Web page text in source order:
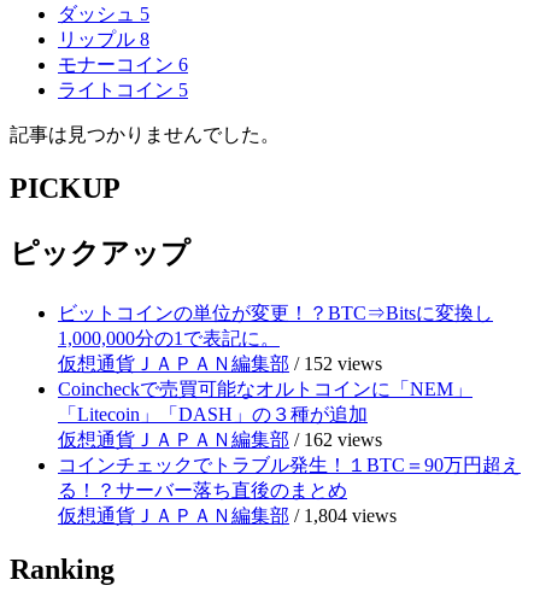
ダッシュ 5
リップル 8
モナーコイン 6
ライトコイン 5
記事は見つかりませんでした。
PICKUP
ピックアップ
ビットコインの単位が変更！？BTC⇒Bitsに変換し
1,000,000分の1で表記に。
仮想通貨ＪＡＰＡＮ編集部 / 152 views
Coincheckで売買可能なオルトコインに「NEM」
「Litecoin」「DASH」の３種が追加
仮想通貨ＪＡＰＡＮ編集部 / 162 views
コインチェックでトラブル発生！１BTC＝90万円超え
る！？サーバー落ち直後のまとめ
仮想通貨ＪＡＰＡＮ編集部 / 1,804 views
Ranking